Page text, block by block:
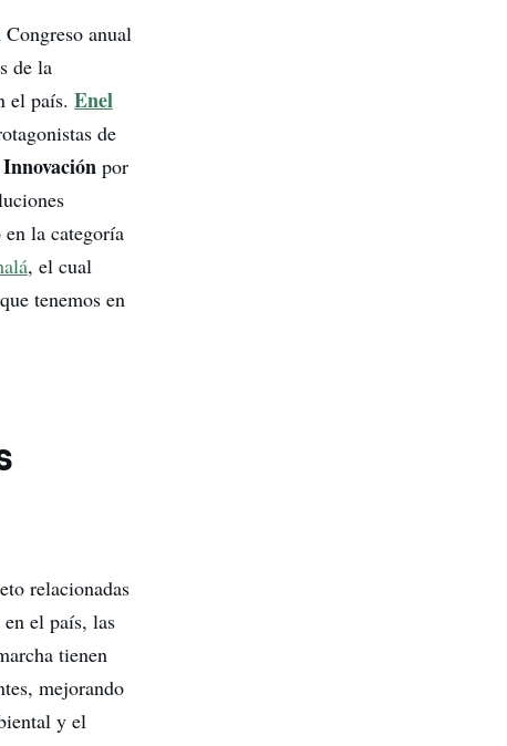
anual
de la
el país.Enel
de
por
la categoría
, el cual
que tenemos en
relacionadas
el país, las
tienen
mejorando
y el